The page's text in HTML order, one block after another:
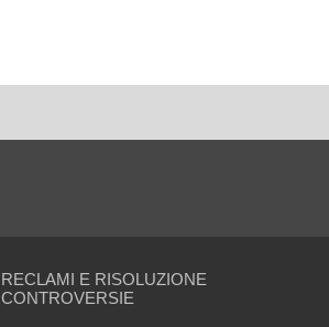
RECLAMI E RISOLUZIONE
CONTROVERSIE